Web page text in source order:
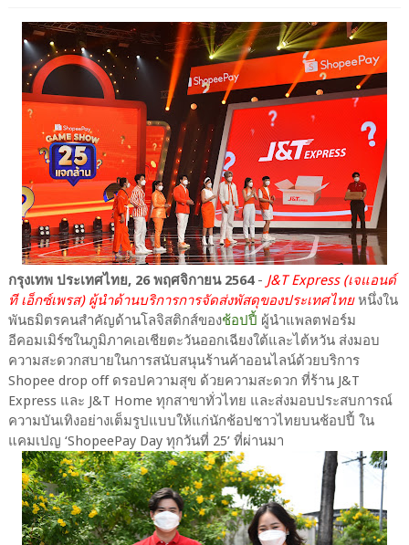
กรุงเทพ ประเทศไทย, 26 พฤศจิกายน 2564 - J&T Express (เจแอนด์
ที เอ็กซ์เพรส) ผู้นำด้านบริการการจัดส่งพัสดุของประเทศไทยหนึ่งใน
พันธมิตรคนสำคัญด้านโลจิสติกส์ของช้อปปี้ ผู้นำแพลตฟอร์ม
อีคอมเมิร์ซในภูมิภาคเอเชียตะวันออกเฉียงใต้และไต้หวัน ส่งมอบ
ความสะดวกสบายในการสนับสนุนร้านค้าออนไลน์ด้วยบริการ
Shopee drop off ดรอปความสุข ด้วยความสะดวก ที่ร้าน J&T
Express และ J&T Home ทุกสาขาทั่วไทย และส่งมอบประสบการณ์
ความบันเทิงอย่างเต็มรูปแบบให้แก่นักช้อปชาวไทยบนช้อปปี้ ใน
แคมเปญ ‘ShopeePay Day ทุกวันที่ 25’ ที่ผ่านมา